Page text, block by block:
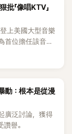
「像唱KTV」
上美國大型音樂
首位擔任該音樂
手，寫下全新紀
動：根本是從漫
廣泛討論，獲得
譽。